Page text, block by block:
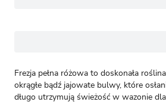
Frezja pełna różowa to doskonała
okrągłe bądź jajowate bulwy, które
długo utrzymują świeżość w wazonie